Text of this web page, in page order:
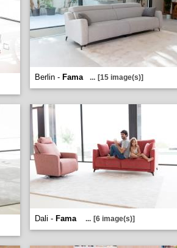
Berlin - Fama ... [15 image(s)]
Dali - Fama ... [6 image(s)]